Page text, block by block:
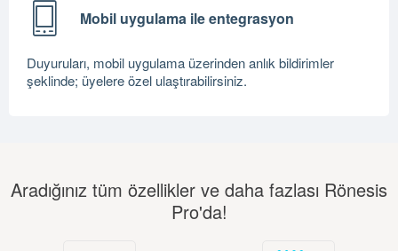
Mobil uygulama ile entegrasyon
Duyuruları, mobil uygulama üzerinden anlık bildirimler
şeklinde; üyelere özel ulaştırabilirsiniz.
Aradığınız tüm özellikler ve daha fazlası Rönesis
Pro'da!